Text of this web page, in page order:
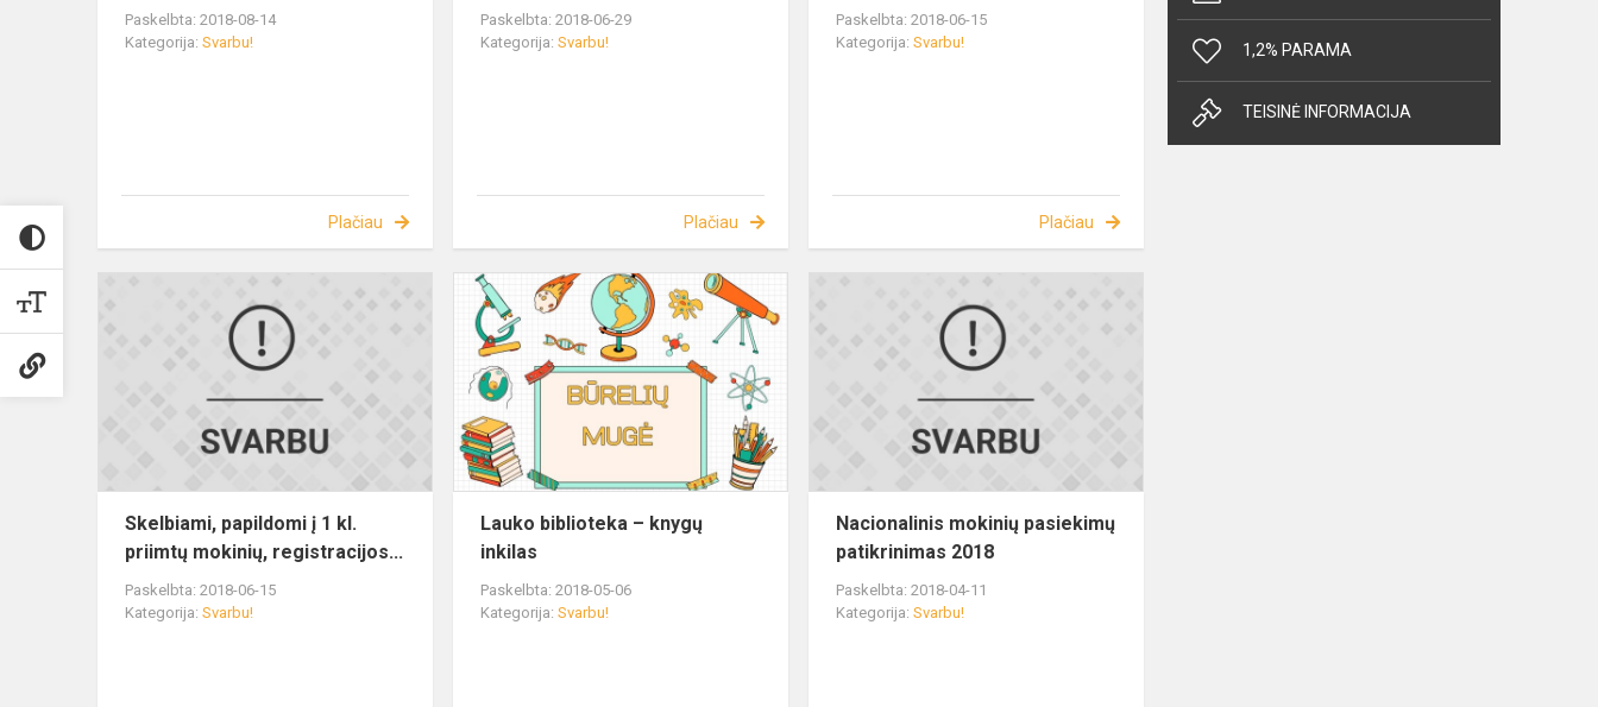
Paskelbta: 2018-08-14
Kategorija: Svarbu!
Plačiau
Paskelbta: 2018-06-29
Kategorija:Svarbu!
Plačiau
Paskelbta: 2018-06-15
Kategorija:Svarbu!
Plačiau
Skelbiami, papildomi į 1 kl.
priimtų mokinių, registracijos...
Paskelbta: 2018-06-15
Kategorija: Svarbu!
Lauko biblioteka – knygų
inkilas
Paskelbta: 2018-05-06
Kategorija:Svarbu!
Nacionalinis mokinių pasiekimų
patikrinimas 2018
Paskelbta: 2018-04-11
Kategorija:Svarbu!
1,2% PARAMA
TEISINĖ INFORMACIJA